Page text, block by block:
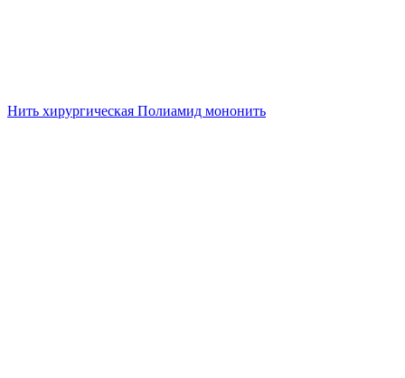
Нить хирургическая Полиамид мононить